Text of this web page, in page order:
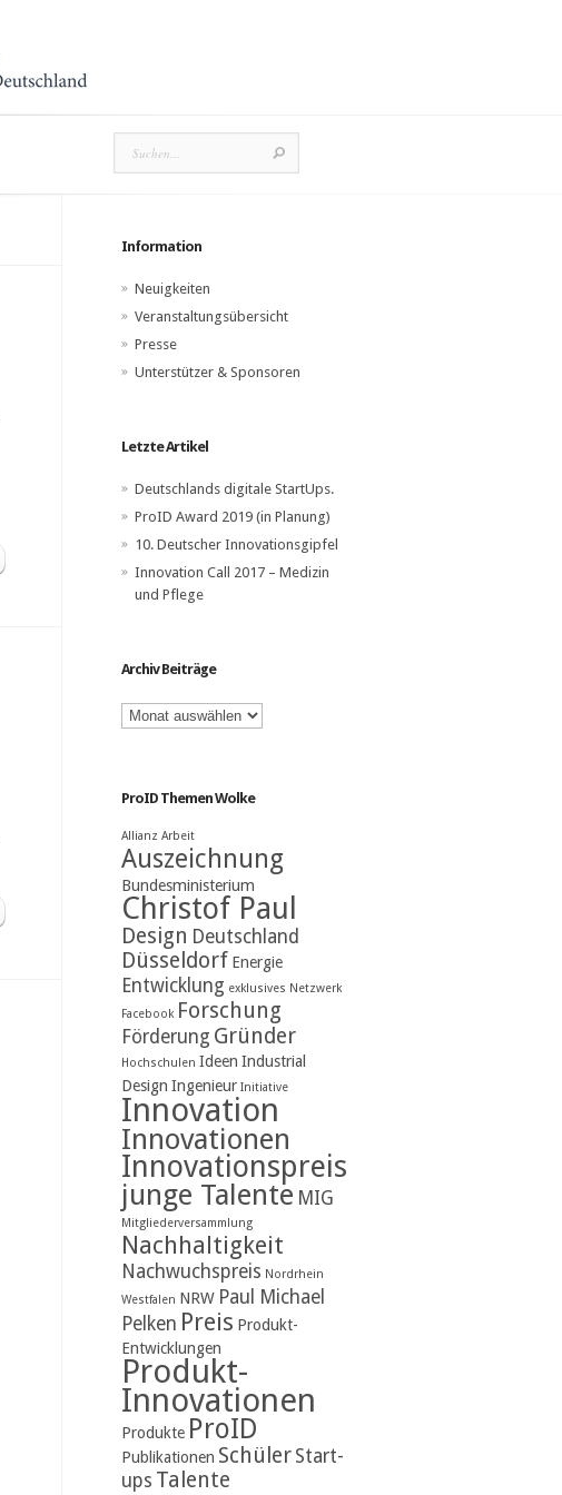
Information
Neuigkeiten
Veranstaltungsübersicht
Presse
Unterstützer & Sponsoren
Letzte Artikel
Deutschlands digitale StartUps.
ProID Award 2019 (in Planung)
10. Deutscher Innovationsgipfel
Innovation Call 2017 – Medizin
und Pflege
Archiv Beiträge
Archiv
Beiträge
ProID Themen Wolke
Allianz Arbeit
Auszeichnung
Bundesministerium
Christof Paul
Design Deutschland
Düsseldorf Energie
Entwicklung exklusives Netzwerk
Facebook Forschung
Förderung Gründer
Hochschulen Ideen Industrial
Design Ingenieur Initiative
Innovation
Innovationen
Innovationspreis
junge Talente MIG
Mitgliederversammlung
Nachhaltigkeit
Nachwuchspreis Nordrhein
Westfalen NRW Paul Michael
Pelken Preis Produkt-
Entwicklungen
Produkt-
Innovationen
Produkte ProID
Publikationen Schüler Start-
ups Talente